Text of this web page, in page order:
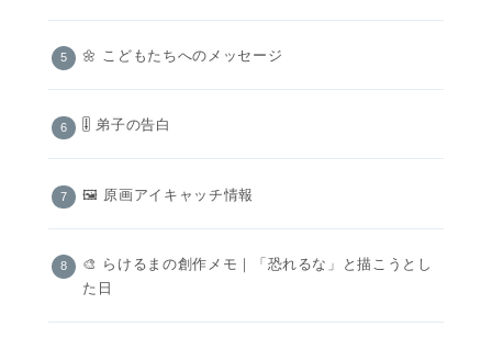
🌼 こどもたちへのメッセージ
🎚️ 弟子の告白
🖼 原画アイキャッチ情報
🎨 らけるまの創作メモ｜「恐れるな」と描こうとし
た日